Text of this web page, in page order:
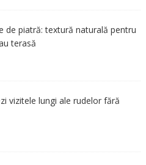
de piatră: textură naturală pentru
terasă
vizitele lungi ale rudelor fără